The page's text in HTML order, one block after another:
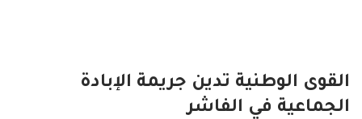
القوى الوطنية تدين جريمة الإبادة
الجماعية في الفاشر